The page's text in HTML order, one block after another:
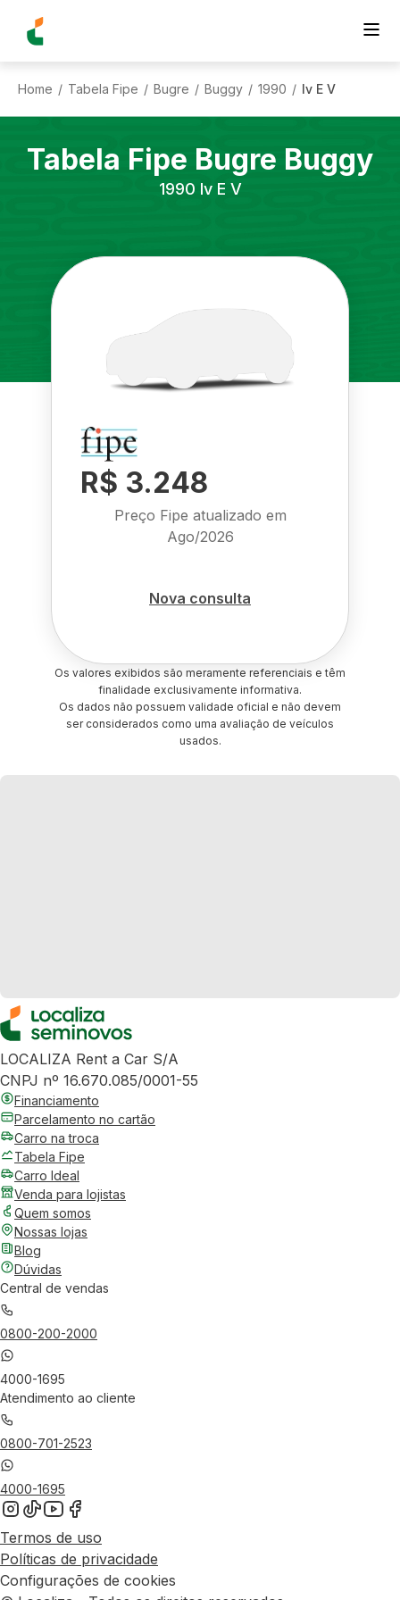
Home / Tabela Fipe / Bugre / Buggy / 1990 / Iv E V
Tabela Fipe Bugre Buggy
1990 Iv E V
R$ 3.248
Preço Fipe atualizado em
Ago/2026
Nova consulta
Os valores exibidos são meramente referenciais e têm
finalidade exclusivamente informativa.
Os dados não possuem validade oficial e não devem
ser considerados como uma avaliação de veículos
usados.
LOCALIZA Rent a Car S/A
CNPJ nº 16.670.085/0001-55
Financiamento
Parcelamento no cartão
Carro na troca
Tabela Fipe
Carro Ideal
Venda para lojistas
Quem somos
Nossas lojas
Blog
Dúvidas
Central de vendas
0800-200-2000
4000-1695
Atendimento ao cliente
0800-701-2523
4000-1695
Termos de uso
Políticas de privacidade
Configurações de cookies